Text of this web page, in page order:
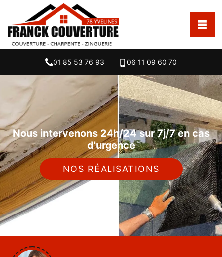
01 85 53 76 93 06 11 09 60 70
Nous intervenons 24h/24 sur 7j/7 en cas
d'urgence
NOS RÉALISATIONS